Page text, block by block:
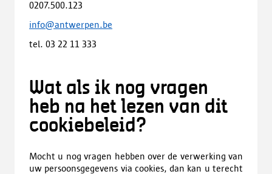
0207.500.123
info@antwerpen.be
tel. 03 22 11 333
Wat als ik nog vragen
heb na het lezen van dit
cookiebeleid?
Mocht u nog vragen hebben over de verwerking van
uw persoonsgegevens via cookies, dan kan u terecht